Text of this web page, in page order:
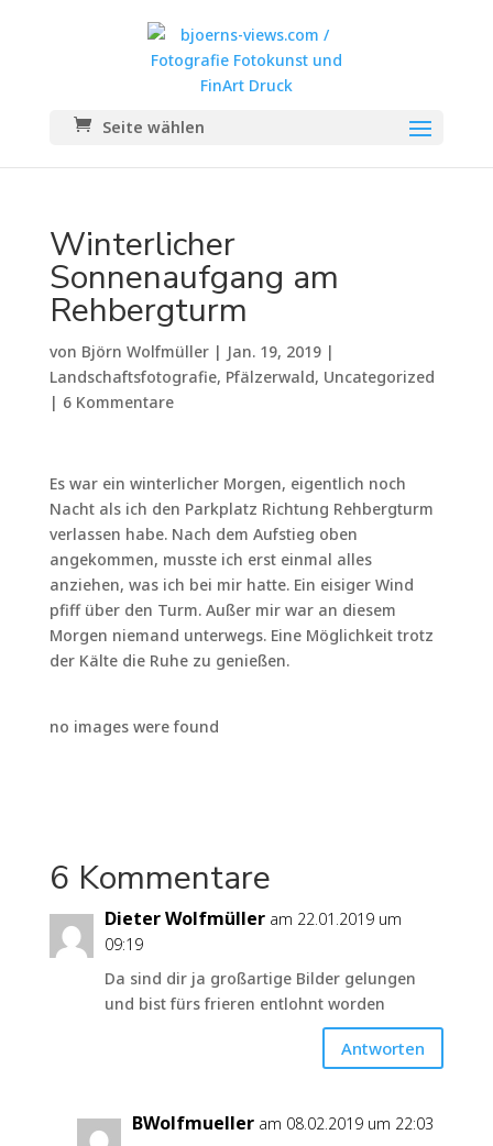
Seite wählen
Winterlicher
Sonnenaufgang am
Rehbergturm
von Björn Wolfmüller| Jan. 19, 2019|
Landschaftsfotografie, Pfälzerwald, Uncategorized
| 6 Kommentare
Es war ein winterlicher Morgen, eigentlich noch
Nacht als ich den Parkplatz Richtung Rehbergturm
verlassen habe. Nach dem Aufstieg oben
angekommen, musste ich erst einmal alles
anziehen, was ich bei mir hatte. Ein eisiger Wind
pfiff über den Turm. Außer mir war an diesem
Morgen niemand unterwegs. Eine Möglichkeit trotz
der Kälte die Ruhe zu genießen.
no images were found
6 Kommentare
Dieter Wolfmüller am 22.01.2019 um
09:19
Da sind dir ja großartige Bilder gelungen
und bist fürs frieren entlohnt worden
Antworten
BWolfmueller am 08.02.2019 um 22:03